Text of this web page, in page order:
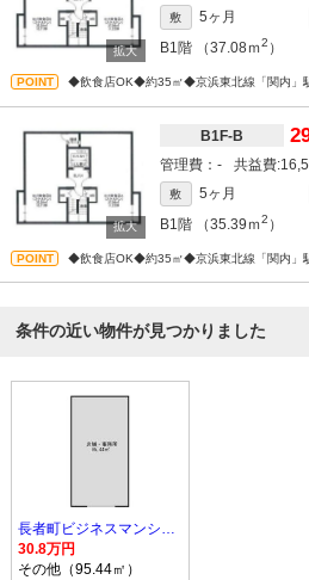
敷 5ヶ月
B1階
（37.08ｍ2 ）
◆飲食店OK◆約35㎡◆京浜東北線「関内」
B1F-B
-
敷 5ヶ月
B1階
（35.39ｍ2 ）
◆飲食店OK◆約35㎡◆京浜東北線「関内」
条件の近い物件が見つかりました
長者町ビジネスマンション
30.8万円
その他（95.44㎡）